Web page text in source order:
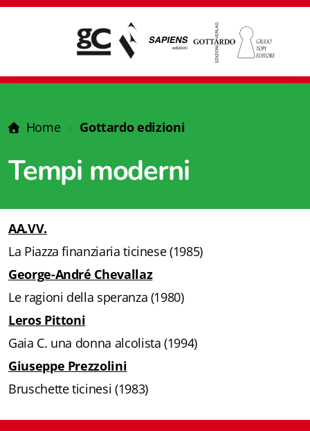
Home Gottardo edizioni
Tempi moderni
AA.VV.
La Piazza finanziaria ticinese (1985)
George-André Chevallaz
Le ragioni della speranza (1980)
Leros Pittoni
Gaia C. una donna alcolista (1994)
Giuseppe Prezzolini
Bruschette ticinesi (1983)
Giampiero Casagrande editore
Biblioteca letteraria Nord-Sud
Attualità & Studi
Collana di Lugano
Cymbae